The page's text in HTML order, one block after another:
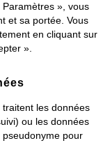
», vous
et sa portée. Vous
en cliquant sur
».
les données
ou les données
pour